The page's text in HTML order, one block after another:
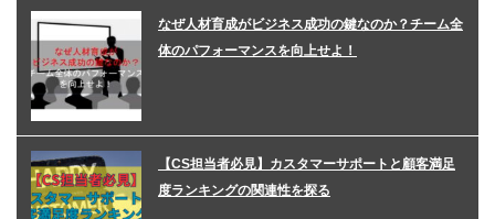
なぜ人材育成がビジネス成功の鍵なのか？チーム全
体のパフォーマンスを向上せよ！
【CS担当者必見】カスタマーサポートと顧客満足
度ランキングの関連性を探る